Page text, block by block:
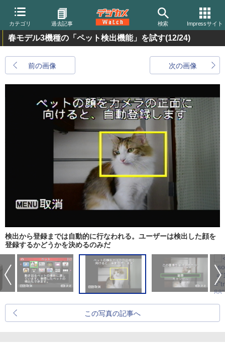
カテゴリ 過去記事 検索 Impressサイト
春モデル3機種の「ペット検出機能」を試す(12/24)
前の画像 次の画像
検出から登録までは自動的に行なわれる。ユーザーは検出した顔を
登録するかどうかを決めるのみだ
この写真の記事へ